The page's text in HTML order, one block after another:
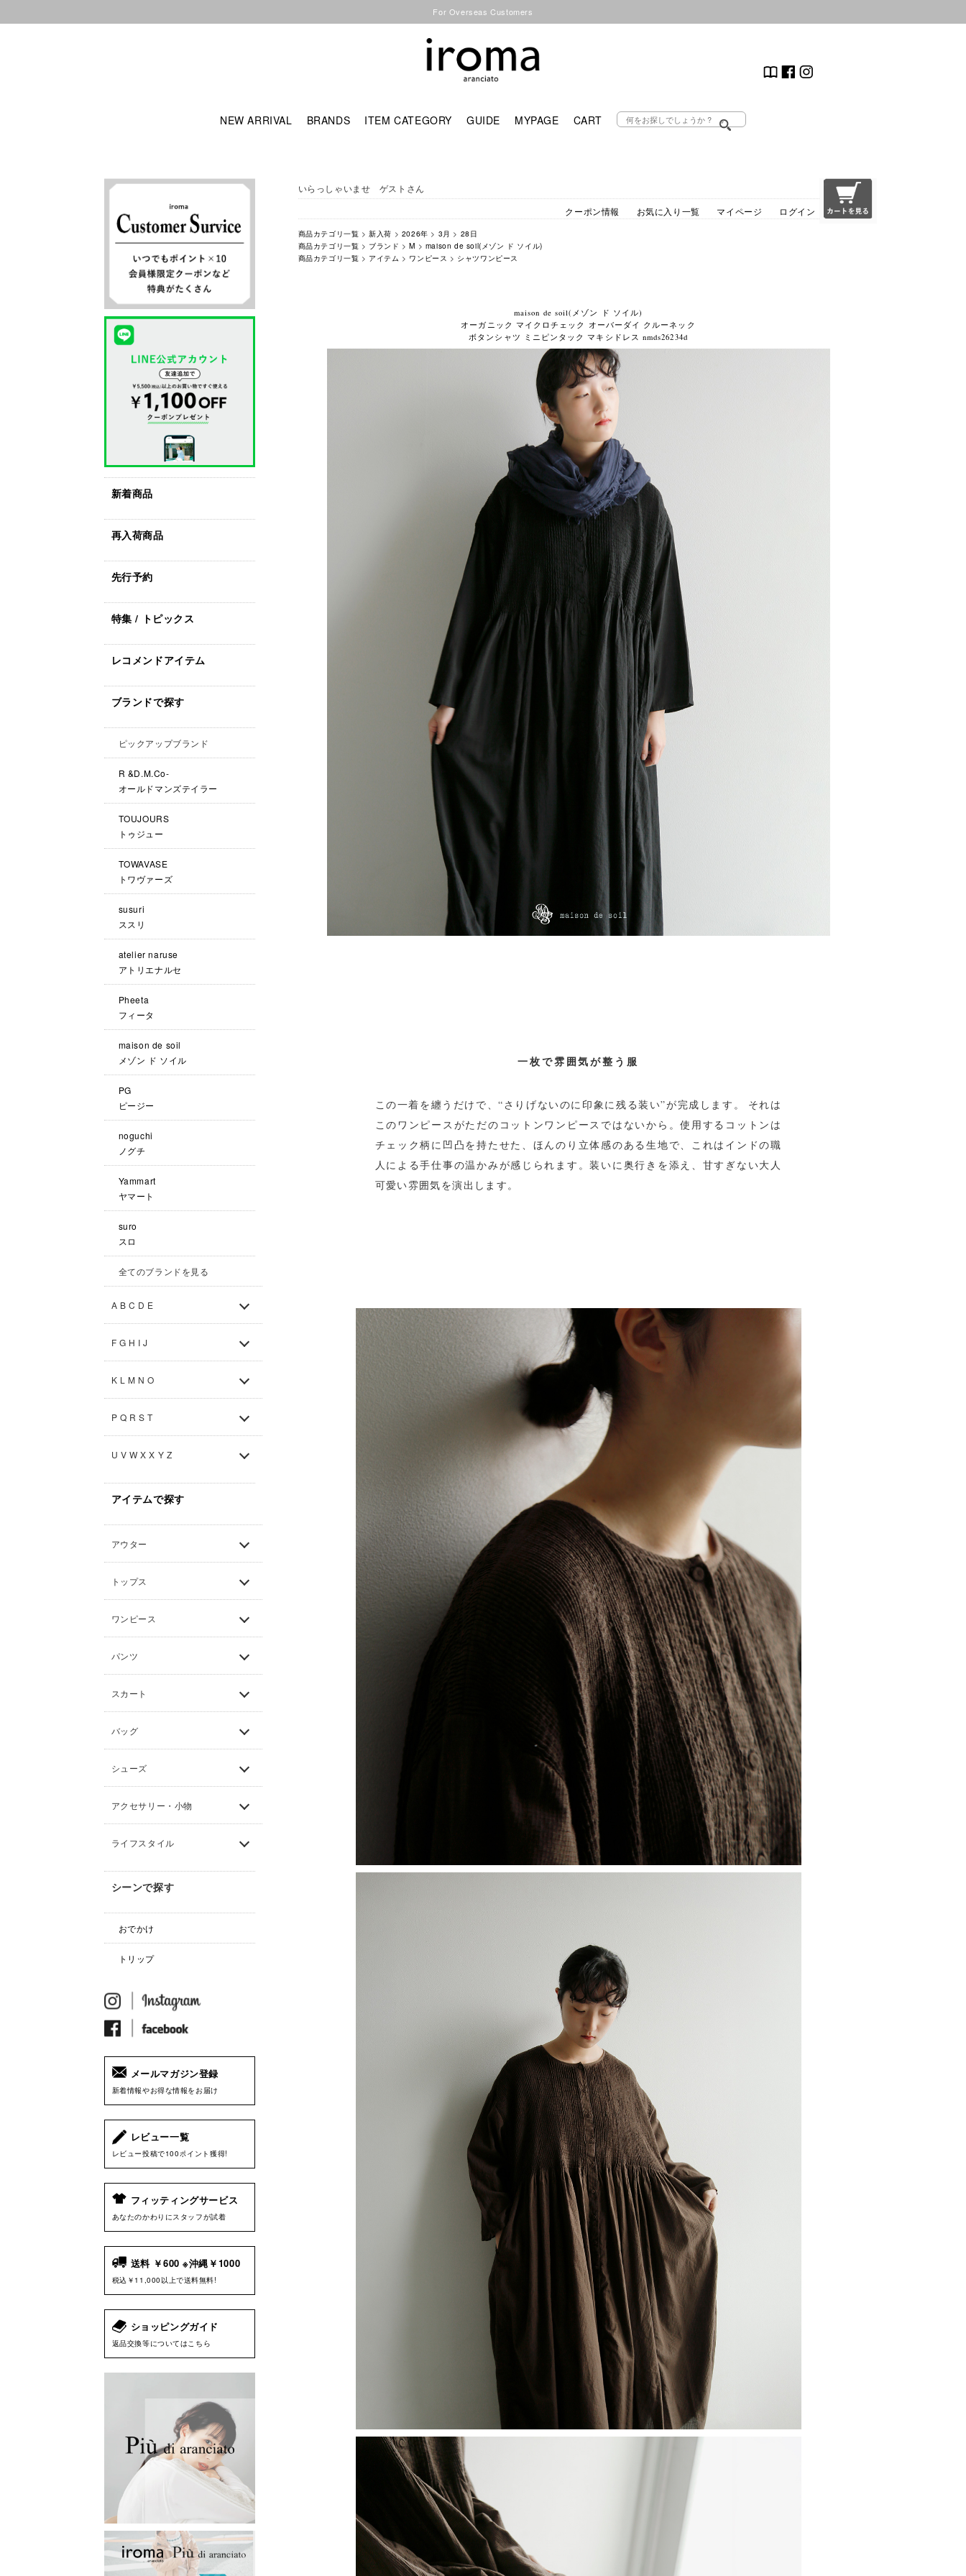
For Overseas Customers
NEW ARRIVAL BRANDS ITEM CATEGORY GUIDE MYPAGE CART
新着商品
再入荷商品
先行予約
特集 / トピックス
レコメンドアイテム
ブランドで探す
ピックアップブランド
R &D.M.Co-
オールドマンズテイラー
TOUJOURS
トゥジュー
TOWAVASE
トワヴァーズ
susuri
ススリ
atelier naruse
アトリエナルセ
Pheeta
フィータ
maison de soil
メゾン ド ソイル
PG
ピージー
noguchi
ノグチ
Yammart
ヤマート
suro
スロ
全てのブランドを見る
A B C D E
F G H I J
K L M N O
P Q R S T
U V W X X Y Z
アイテムで探す
アウター
トップス
ワンピース
パンツ
スカート
バッグ
シューズ
アクセサリー・小物
ライフスタイル
シーンで探す
おでかけ
トリップ
メールマガジン登録
新着情報やお得な情報をお届け
レビュー一覧
レビュー投稿で100ポイント獲得!
フィッティングサービス
あなたのかわりにスタッフが試着
送料 ￥600 ※沖縄￥1000
税込￥11,000以上で送料無料!
ショッピングガイド
返品交換等についてはこちら
いらっしゃいませ ゲストさん
クーポン情報
お気に入り一覧 マイページ ログイン
商品カテゴリ一覧 >新入荷 > 2026年 > 3月 > 28日
商品カテゴリ一覧 > ブランド >M > maison de soil(メゾン ド ソイル)
商品カテゴリ一覧 > アイテム > ワンピース > シャツワンピース
maison de soil(メゾン ド ソイル)
オーガニック マイクロチェック オーバーダイ クルーネック
ボタンシャツ ミニピンタック マキシドレス nmds26234d
一枚で雰囲気が整う服
この一着を纏うだけで、“さりげないのに印象に残る装い”が完成します。 それは
このワンピースがただのコットンワンピースではないから。使用するコットンは
チェック柄に凹凸を持たせた、ほんのり立体感のある生地で、これはインドの職
人による手仕事の温かみが感じられます。装いに奥行きを添え、甘すぎない大人
可愛い雰囲気を演出します。